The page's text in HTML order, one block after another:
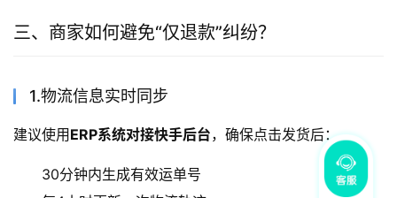
三、商家如何避免“仅退款”纠纷？
1.物流信息实时同步
建议使用 ERP系统对接快手后台，确保点击发货后：
30分钟内生成有效运单号